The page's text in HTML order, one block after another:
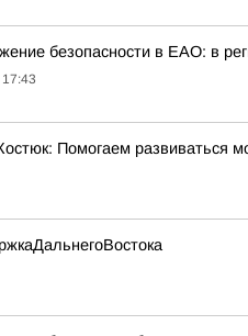
безопасности в ЕАО: в
17:43
Помогаем развиваться